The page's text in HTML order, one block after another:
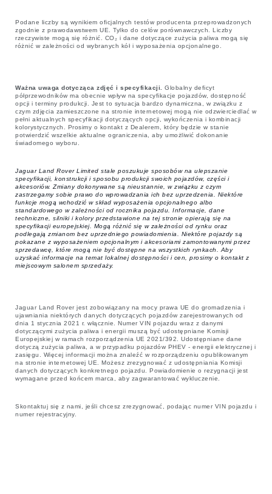
Podane liczby są wynikiem oficjalnych testów producenta przeprowadzonych
zgodnie z prawodawstwem UE. Tylko do celów porównawczych. Liczby
rzeczywiste mogą się różnić. CO₂ i dane dotyczące zużycia paliwa mogą się
różnić w zależności od wybranych kół i wyposażenia opcjonalnego.
Ważna uwaga dotycząca zdjęć i specyfikacji.
Globalny deficyt
półprzewodników ma obecnie wpływ na specyfikacje pojazdów, dostępność
opcji i terminy produkcji. Jest to sytuacja bardzo dynamiczna, w związku z
czym zdjęcia zamieszczone na stronie internetowej mogą nie odzwierciedlać w
pełni aktualnych specyfikacji dotyczących opcji, wykończenia i kombinacji
kolorystycznych. Prosimy o kontakt z Dealerem, który będzie w stanie
potwierdzić wszelkie aktualne ograniczenia, aby umożliwić dokonanie
świadomego wyboru.
Jaguar Land Rover Limited stale poszukuje sposobów na ulepszanie
specyfikacji, konstrukcji i sposobu produkcji swoich pojazdów, części i
akcesoriów. Zmiany dokonywane są nieustannie, w związku z czym
zastrzegamy sobie prawo do wprowadzania ich bez uprzedzenia. Niektóre
funkcje mogą wchodzić w skład wyposażenia opcjonalnego albo
standardowego w zależności od rocznika pojazdu. Informacje, dane
techniczne, silniki i kolory przedstawione na tej stronie opierają się na
specyfikacji europejskiej. Mogą różnić się w zależności od rynku oraz
podlegają zmianom bez uprzedniego powiadomienia. Niektóre pojazdy są
pokazane z wyposażeniem opcjonalnym i akcesoriami zamontowanymi przez
sprzedawcę, które mogą nie być dostępne na wszystkich rynkach. Aby
uzyskać informacje na temat lokalnej dostępności i cen, prosimy o kontakt z
miejscowym salonem sprzedaży.
Jaguar Land Rover jest zobowiązany na mocy prawa UE do gromadzenia i
ujawniania niektórych danych dotyczących pojazdów zarejestrowanych od
dnia 1 stycznia 2021 r. włącznie. Numer VIN pojazdu wraz z danymi
dotyczącymi zużycia paliwa i energii muszą być udostępniane Komisji
Europejskiej w ramach rozporządzenia UE 2021/392. Udostępniane dane
dotyczą zużycia paliwa, a w przypadku pojazdów PHEV - energii elektrycznej i
zasięgu. Więcej informacji można znaleźć w rozporządzeniu opublikowanym
na stronie internetowej UE. Możesz zrezygnować z udostępniania Komisji
danych dotyczących konkretnego pojazdu. Powiadomienie o rezygnacji jest
wymagane przed końcem marca, aby zagwarantować wykluczenie.
Skontaktuj się z nami, jeśli chcesz zrezygnować, podając numer VIN pojazdu i
numer rejestracyjny.